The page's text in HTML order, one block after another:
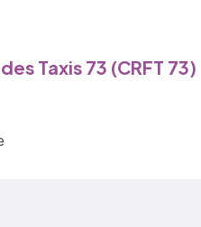
Taxis 73 (CRFT 73)